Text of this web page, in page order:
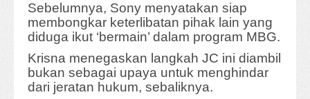
Sebelumnya, Sony menyatakan siap
membongkar keterlibatan pihak lain yang
diduga ikut ‘bermain’ dalam program MBG.
Krisna menegaskan langkah JC ini diambil
bukan sebagai upaya untuk menghindar
dari jeratan hukum, sebaliknya.